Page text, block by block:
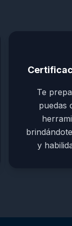
Te
puedas
y